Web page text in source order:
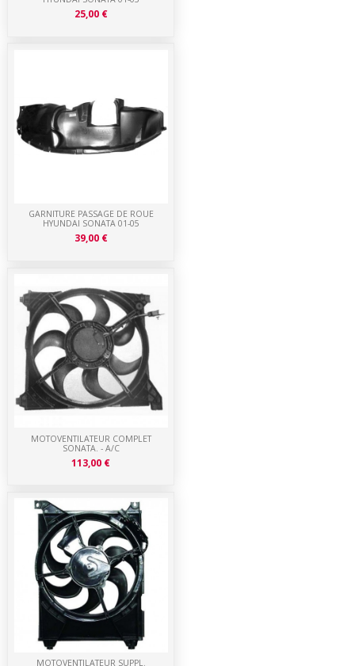
MOTOVENTILATEUR SUPPL.
MOTOVENTILATEUR COMPLET
SONATA. - A/C
113,00 €
GARNITURE PASSAGE DE ROUE
HYUNDAI SONATA 01-05
39,00 €
25,00 €